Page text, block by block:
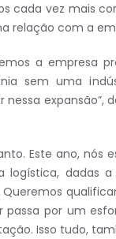
cada vez mais
relação com a
a empresa
sem uma
expansão”,
Este ano, nós
logística, dadas
por um
Isso tudo,